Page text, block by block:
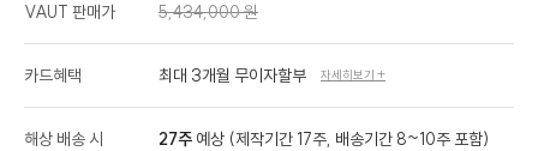
VAUT 판매가
5,434,000 원
카드혜택 최대 3개월 무이자할부 자세히보기 +
해상 배송 시 27주 예상 (제작기간 17주, 배송기간 8~10주 포함)